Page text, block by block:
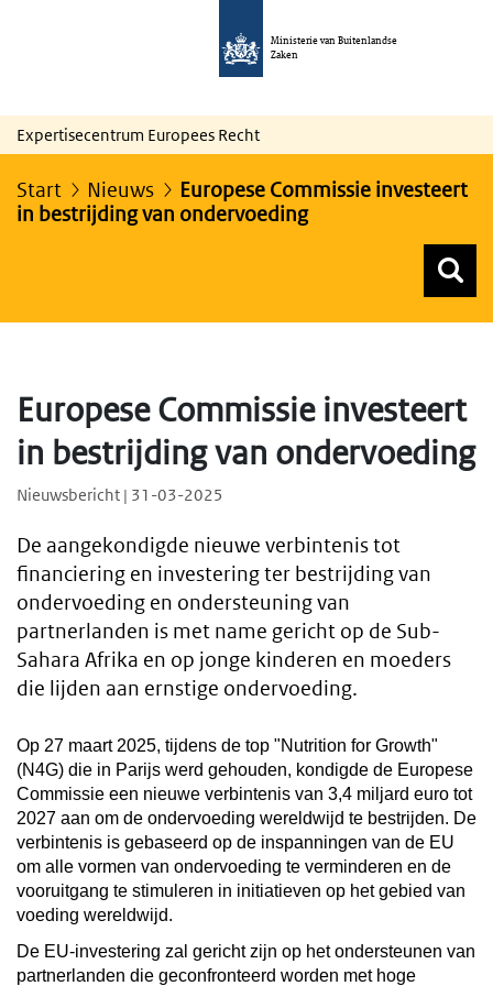
Ministerie van Buitenlandse
Zaken
Expertisecentrum Europees Recht
Start Nieuws
Europese Commissie investeert
in bestrijding van ondervoeding
Europese Commissie investeert
in bestrijding van ondervoeding
Nieuwsbericht | 31-03-2025
De aangekondigde nieuwe verbintenis tot
financiering en investering ter bestrijding van
ondervoeding en ondersteuning van
partnerlanden is met name gericht op de Sub-
Sahara Afrika en op jonge kinderen en moeders
die lijden aan ernstige ondervoeding.
Op 27 maart 2025, tijdens de top "Nutrition for Growth"
(N4G) die in Parijs werd gehouden, kondigde de Europese
Commissie een nieuwe verbintenis van 3,4 miljard euro tot
2027 aan om de ondervoeding wereldwijd te bestrijden. De
verbintenis is gebaseerd op de inspanningen van de EU
om alle vormen van ondervoeding te verminderen en de
vooruitgang te stimuleren in initiatieven op het gebied van
voeding wereldwijd.
De EU-investering zal gericht zijn op het ondersteunen van
partnerlanden die geconfronteerd worden met hoge